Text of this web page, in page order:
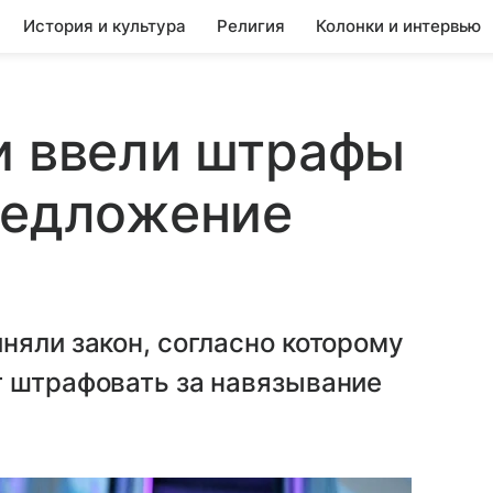
История и культура Религия Колонки и интервью
ввели штрафы
закон, согласно которому
за навязывание